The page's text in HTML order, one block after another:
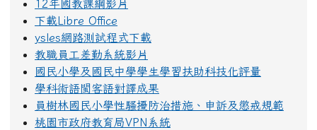
12年國教課綱影片
下載Libre Office
ysles網路測試程式下載
教職員工差勤系統影片
國民小學及國民中學學生學習扶助科技化評量
學科術語閩客語對譯成果
員樹林國民小學性騷擾防治措施、申訴及懲戒規範
桃園市政府教育局VPN系統